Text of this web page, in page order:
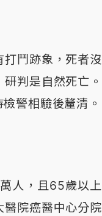
鬥跡象，死者沒
判是自然死亡。
警相驗後釐清。
人，且65歲以上
院癌醫中心分院